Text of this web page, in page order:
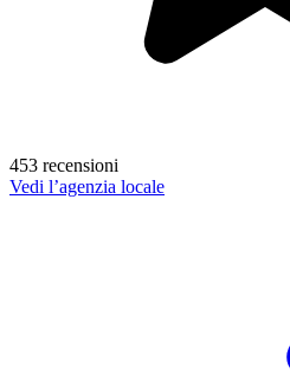
453 recensioni
Vedi l’agenzia locale